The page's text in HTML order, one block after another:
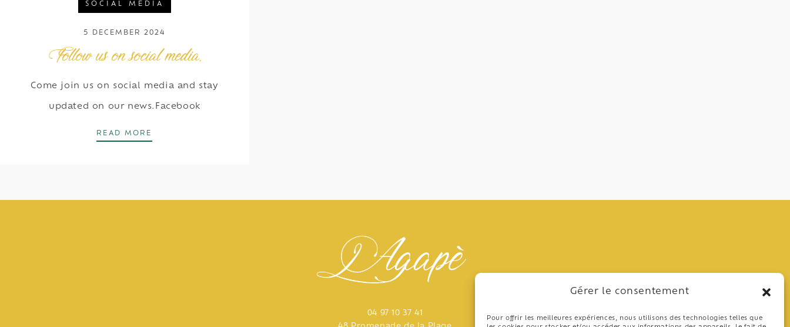
Gérer le consentement
Pour offrir les meilleures expériences, nous utilisons des technologies telles que
SOCIAL MEDIA
5 DECEMBER 2024
Follow us on social media.
Come join us on social media and stay
updated on our news.Facebook
READ MORE
04 97 10 37 41